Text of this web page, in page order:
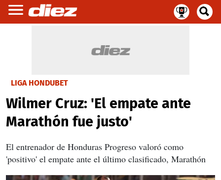
LIGA HONDUBET
Wilmer Cruz: 'El empate ante
Marathón fue justo'
El entrenador de Honduras Progreso valoró como
'positivo' el empate ante el último clasificado, Marathón